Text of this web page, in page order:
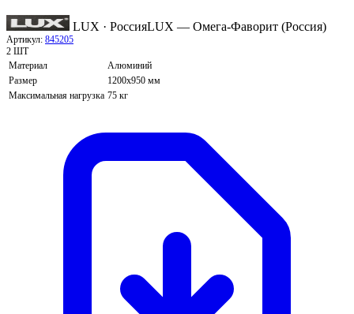
LUX · РоссияLUX — Омега-Фаворит (Россия)
Артикул: 845205
2 ШТ
Материал
Алюминий
Размер
1200х950 мм
Максимальная нагрузка 75 кг